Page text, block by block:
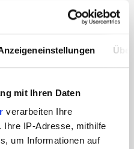
mit Ihren Daten
verarbeiten Ihre
Ihre IP-Adresse, mithilfe
um Informationen auf